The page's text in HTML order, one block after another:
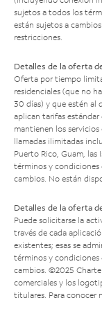
sujetos a todos los
están sujetos a
restricciones.
Detalles de la oferta
Oferta por tiempo
residenciales (que no
30 días) y que estén al
aplican tarifas
mantienen los
llamadas ilimitadas
Puerto Rico, Guam, las
términos y condiciones
cambios. No están
Detalles de la oferta
Puede solicitarse la
través de cada
existentes; esas se
términos y condiciones
cambios. ©2025
comerciales y los
titulares. Para conocer